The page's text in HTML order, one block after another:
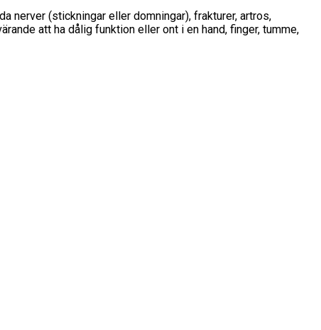
nerver (stickningar eller domningar), frakturer, artros,
att ha dålig funktion eller ont i en hand, finger, tumme,